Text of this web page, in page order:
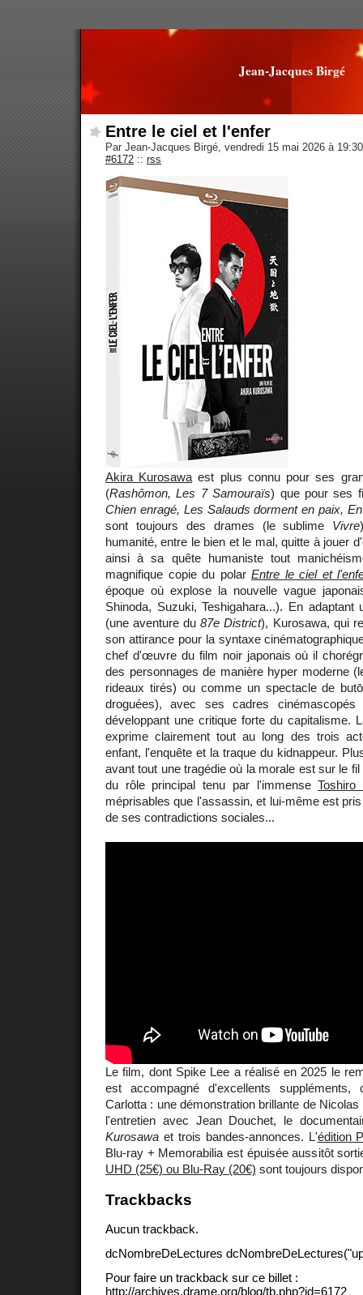
Jean-Jacques Birgé
Entre le ciel et l'enfer
Par Jean-Jacques Birgé, vendredi 15 mai 2026 à
#6172 :: rss
Akira Kurosawa est plus connu pour ses
(Rashômon, Les 7 Samouraïs) que pour ses
Chien enragé, Les Salauds dorment en paix,
sont toujours des drames (le sublime Vivre
humanité, entre le bien et le mal, quitte à jouer
ainsi à sa quête humaniste tout
magnifique copie du polarEntre le ciel et
époque où explose la nouvelle vague
Shinoda, Suzuki, Teshigahara...). En adaptant
(une aventure du87e District), Kurosawa, qui
son attirance pour la syntaxe
chef d'œuvre du film noir japonais où il
des personnages de manière hyper moderne
rideaux tirés) ou comme un spectacle de
droguées), avec ses cadres
développant une critique forte du capitalisme.
exprime clairement tout au long des trois
enfant, l'enquête et la traque du kidnappeur.
avant tout une tragédie où la morale est sur le
du rôle principal tenu par l'immenseToshiro
méprisables que l'assassin, et lui-même est
de ses contradictions sociales...
Le film, dont Spike Lee a réalisé en 2025 le
est accompagné d'excellents suppléments,
Carlotta : une démonstration brillante de
l'entretien avec Jean Douchet, le
Kurosawa et trois bandes-annonces. L'édition
Blu-ray + Memorabilia est épuisée aussitôt
UHD (25€) ou Blu-Ray (20€) sont toujours
Trackbacks
Aucun trackback.
dcNombreDeLectures
Pour faire un trackback sur ce billet :
http://archives.drame.org/blog/tb.php?id=6172